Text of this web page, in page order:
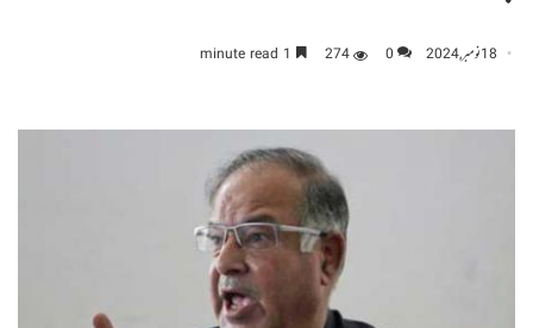
18 نومبر, 2024 0
274